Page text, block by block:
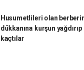
Husumetlileri olan
dükkanına kurşun yağdırıp
kaçtılar